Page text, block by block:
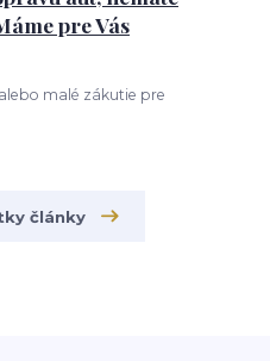
pre Vás
malé zákutie pre
články